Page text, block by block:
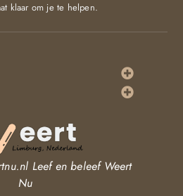
klaar om je te helpen.
Leef en beleef Weert
Nu